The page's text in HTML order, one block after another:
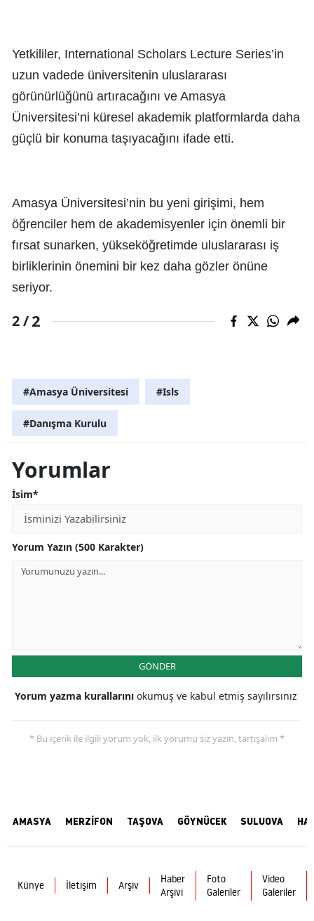
Yetkililer, International Scholars Lecture Series’in
uzun vadede üniversitenin uluslararası
görünürlüğünü artıracağını ve Amasya
Üniversitesi’ni küresel akademik platformlarda daha
güçlü bir konuma taşıyacağını ifade etti.
Amasya Üniversitesi’nin bu yeni girişimi, hem
öğrenciler hem de akademisyenler için önemli bir
fırsat sunarken, yükseköğretimde uluslararası iş
birliklerinin önemini bir kez daha gözler önüne
seriyor.
2 /2
#Amasya Üniversitesi #Isls
#Danışma Kurulu
Yorumlar
İsim*
Yorum Yazın (500 Karakter)
GÖNDER
Yorum yazma kurallarını okumuş ve kabul etmiş sayılırsınız
* Bu içerik ile ilgili yorum yok, ilk yorumu siz yazın, tartışalım *
AMASYA MERZİFON TAŞOVA GÖYNÜCEK SULUOVA
Künye İletişim Arşiv
Haber
Arşivi
Foto
Galeriler
Video
Galeriler